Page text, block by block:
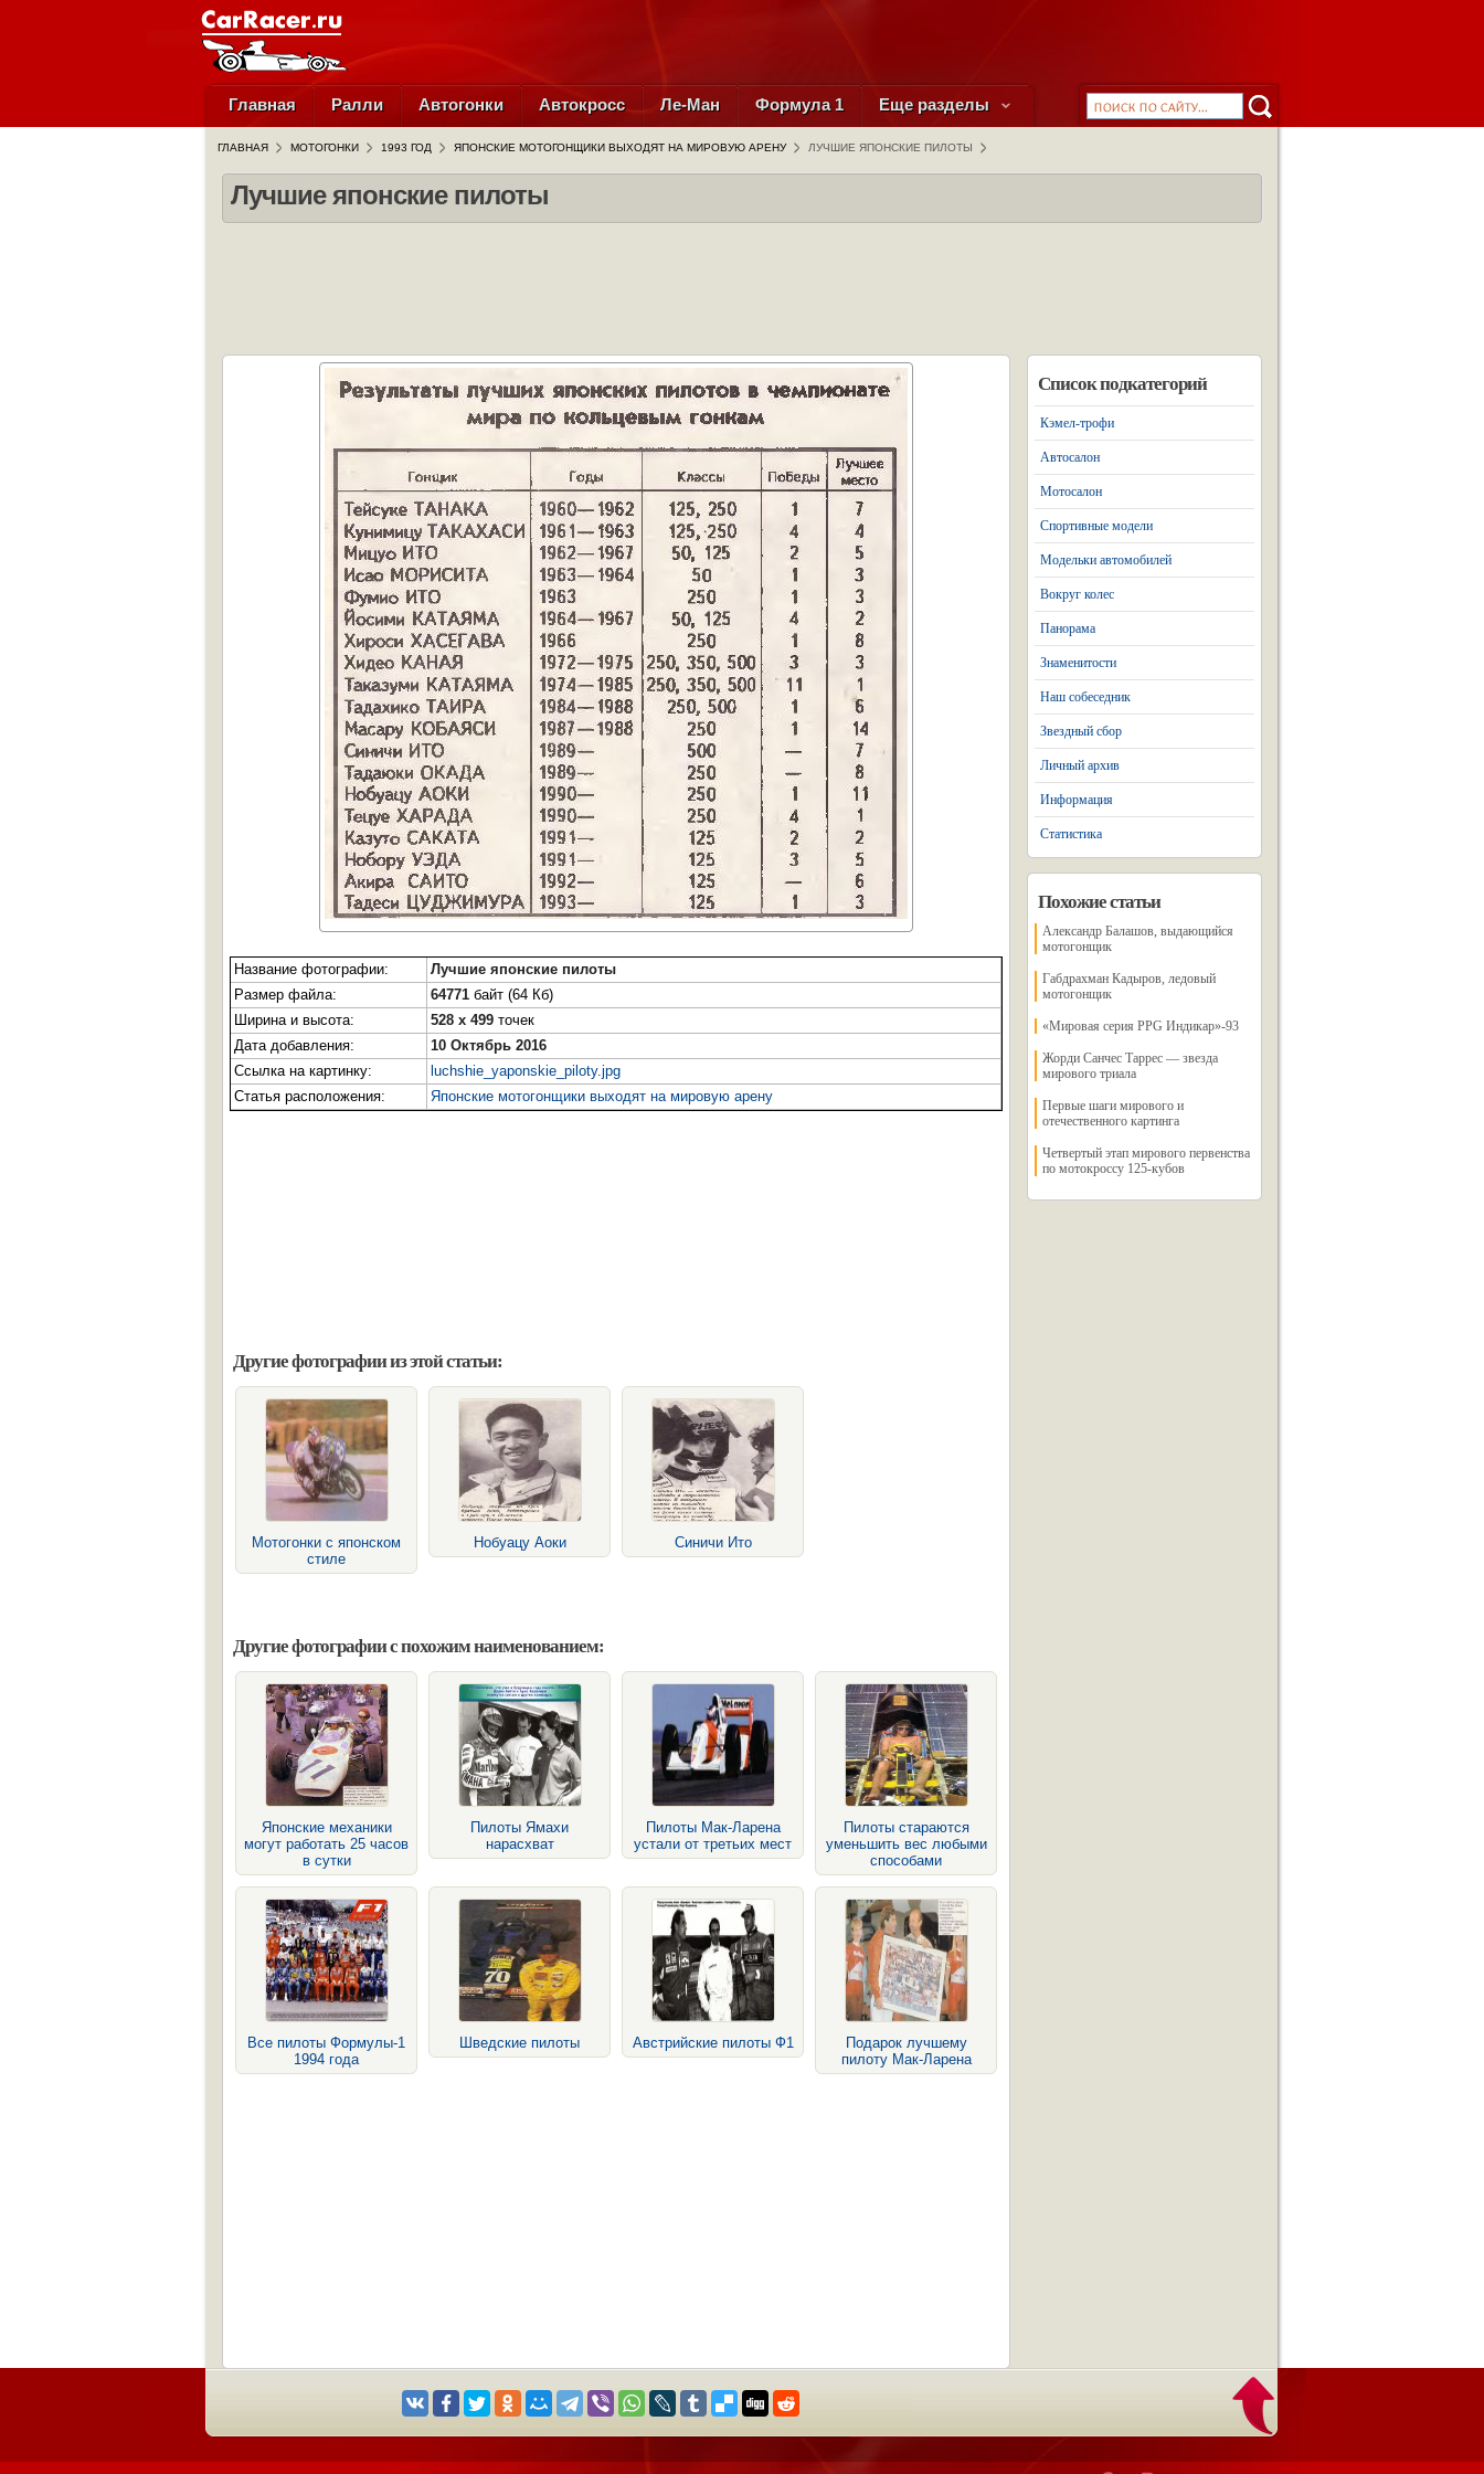
Главная Ралли Автогонки Автокросс Ле-Ман Формула 1 Еще разделы
ГЛАВНАЯ МОТОГОНКИ 1993 ГОД ЯПОНСКИЕ МОТОГОНЩИКИ ВЫХОДЯТ НА МИРОВУЮ АРЕНУ ЛУЧШИЕ ЯПОНСКИЕ ПИЛОТЫ
Лучшие японские пилоты
Название фотографии:
Лучшие японские пилоты
Размер файла:
64771 байт (64 Кб)
Ширина и высота:
528 x 499 точек
Дата добавления:
10 Октябрь 2016
Ссылка на картинку:
luchshie_yaponskie_piloty.jpg
Статья расположения:
Японские мотогонщики выходят на мировую арену
Другие фотографии из этой статьи:
Мотогонки с японском
стиле
Нобуацу Аоки Синичи Ито
Другие фотографии с похожим наименованием:
Японские механики
могут работать 25 часов
в сутки
Пилоты Ямахи
нарасхват
Пилоты Мак-Ларена
устали от третьих мест
Пилоты стараются
уменьшить вес любыми
способами
Все пилоты Формулы-1
1994 года
Шведские пилоты Австрийские пилоты Ф1
Подарок лучшему
пилоту Мак-Ларена
Список подкатегорий
Кэмел-трофи
Автосалон
Мотосалон
Спортивные модели
Модельки автомобилей
Вокруг колес
Панорама
Знаменитости
Наш собеседник
Звездный сбор
Личный архив
Информация
Статистика
Похожие статьи
Александр Балашов, выдающийся
мотогонщик
Габдрахман Кадыров, ледовый
мотогонщик
«Мировая серия PPG Индикар»-93
Жорди Санчес Таррес — звезда
мирового триала
Первые шаги мирового и
отечественного картинга
Четвертый этап мирового первенства
по мотокроссу 125-кубов